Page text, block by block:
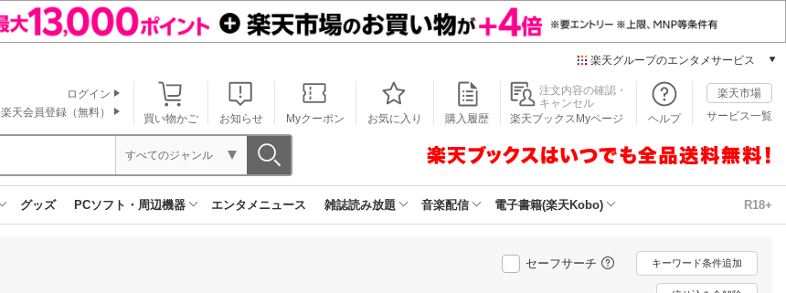
楽天グループのエンタメサービス
本/ゲーム/CD/DVD
楽天ブックス
楽天Kobo
動画配信
楽天TV
買い物かご お知らせ Myクーポン お気に入り 購入履歴
注文内容の確認・
キャンセル
楽天ブックスMyページ
ヘルプ
楽天市場
サービス一覧
ログイン
楽天会員登録（無料）
すべてのジャンル
グッズ PCソフト・周辺機器 エンタメニュース 雑誌読み放題 音楽配信 電子書籍(楽天Kobo) R18+
セーフサーチ キーワード条件追加